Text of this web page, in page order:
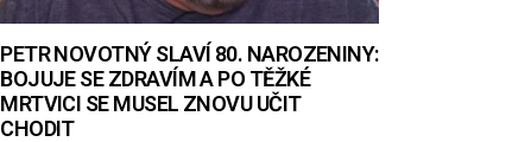
PETR NOVOTNÝ SLAVÍ 80. NAROZENINY:
BOJUJE SE ZDRAVÍM A PO TĚŽKÉ
MRTVICI SE MUSEL ZNOVU UČIT
CHODIT